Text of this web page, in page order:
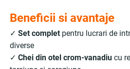
Beneficii si avantaje
✓ Set complet pentru lucrari de
diverse
✓ Chei din otel crom-vanadiu cu